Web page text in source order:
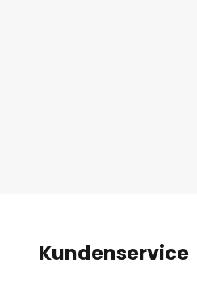
Kundenservice